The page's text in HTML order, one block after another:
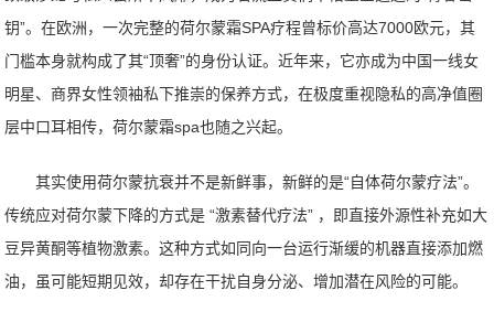
钥”。在欧洲，一次完整的荷尔蒙霜SPA疗程曾标价高达7000欧元，其
门槛本身就构成了其“顶奢”的身份认证。近年来，它亦成为中国一线女
明星、商界女性领袖私下推崇的保养方式，在极度重视隐私的高净值圈
层中口耳相传，荷尔蒙霜spa也随之兴起。
其实使用荷尔蒙抗衰并不是新鲜事，新鲜的是“自体荷尔蒙疗法”。
传统应对荷尔蒙下降的方式是 “激素替代疗法” ，即直接外源性补充如大
豆异黄酮等植物激素。这种方式如同向一台运行渐缓的机器直接添加燃
油，虽可能短期见效，却存在干扰自身分泌、增加潜在风险的可能。